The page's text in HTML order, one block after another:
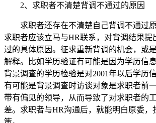
2、求职者不清楚背调不通过的原因
求职者还存在不清楚自己背调不通过原
求职者应该立马与HR联系，对背调结果提
过的具体原因。征求重新背调的机会，或
解释。比如学历验证有可能是因为学历信息
背景调查的学历检验是对2001年以后学历
有可能是背景调查时访谈对象是求职者前
带有偏见的领导，从而导致了对求职者的
差。求职者与HR沟通后，就能明白原委，